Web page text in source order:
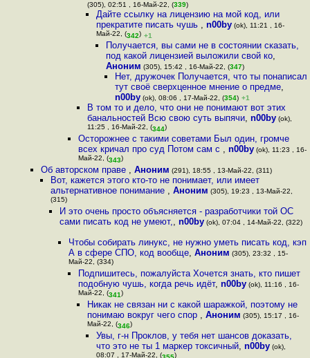
(305), 02:51 , 16-Май-22, (339)
Дайте ссылку на лицензию на мой код, или
прекратите писать чушь ,n00by (ok), 11:21 , 16-
Май-22, (342) +1
Получается, вы сами не в состоянии сказать,
под какой лицензией выложили свой ко,
Аноним (305), 15:42 , 16-Май-22, (347)
Нет, дружочек Получается, что ты понаписал
тут своё сверхценное мнение о предме,
n00by(ok), 08:06 , 17-Май-22, (354) +1
В том то и дело, что они не понимают вот этих
банальностей Всю свою суть выпячи, n00by(ok),
11:25 , 16-Май-22, (344)
Осторожнее с такими советами Был один, громче
всех кричал про суд Потом сам с , n00by(ok), 11:23 , 16-
Май-22, (343)
Об авторском праве ,Аноним (291), 18:55 , 13-Май-22, (311)
Вот, кажется этого кто-то не понимает, или имеет
альтернативное понимание , Аноним (305), 19:23 , 13-Май-22,
(315)
И это очень просто объясняется - разработчики той ОС
сами писать код не умеют,, n00by(ok), 07:04 , 14-Май-22, (322)
Чтобы собирать линукс, не нужно уметь писать код, кэп
А в сфере СПО, код вообще,Аноним (305), 23:32 , 15-
Май-22, (334)
Подпишитесь, пожалуйста Хочется знать, кто пишет
подобную чушь, когда речь идёт, n00by(ok), 11:16 , 16-
Май-22, (341)
Никак не связан ни с какой шаражкой, поэтому не
понимаю вокруг чего спор , Аноним (305), 15:17 , 16-
Май-22, (346)
Увы, г-н Проклов, у тебя нет шансов доказать,
что это не ты 1 маркер токсичный,n00by (ok),